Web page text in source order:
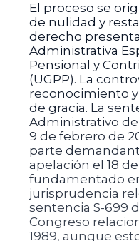
El proceso se
de nulidad y
derecho
Administrativa
Pensional y
(UGPP). La
reconocimiento
de gracia. La
Administrativo
9 de febrero de
parte
apelación el 18
fundamentado
jurisprudencia
sentencia S-699
Congreso
1989, aunque